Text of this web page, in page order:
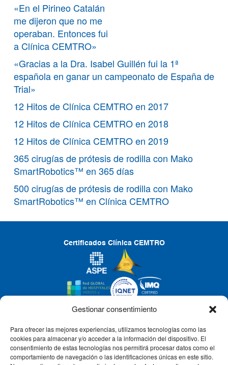
Gestionar consentimiento
Para ofrecer las mejores experiencias, utilizamos tecnologías como las
cookies para almacenar y/o acceder a la información del dispositivo. El
consentimiento de estas tecnologías nos permitirá procesar datos como el
comportamiento de navegación o las identificaciones únicas en este sitio.
«En el Pirineo Catalán
me dijeron que no me
operaban. Entonces fui
a Clínica CEMTRO»
«Gracias a la Dra. Isabel Guillén fui la 1ª
española en ganar un campeonato de España de
Trial»
12 Hitos de Clínica CEMTRO en 2017
12 Hitos de Clínica CEMTRO en 2018
12 Hitos de Clínica CEMTRO en 2019
365 cirugías de prótesis de rodilla con Mako
SmartRobotics™ en 365 días
500 cirugías de prótesis de rodilla con Mako
SmartRobotics™ en Clínica CEMTRO
Certificados Clínica CEMTRO
CLÍNICA CEMTRO